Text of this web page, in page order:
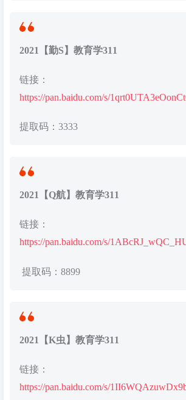
2021【勤S】教育学311
链接：
https://pan.baidu.com/s/
提取码：3333
2021【Q航】教育学311
链接：
https://pan.baidu.com/s/
提取码：8899
2021【K虫】教育学311
链接：
https://pan.baidu.com/s/